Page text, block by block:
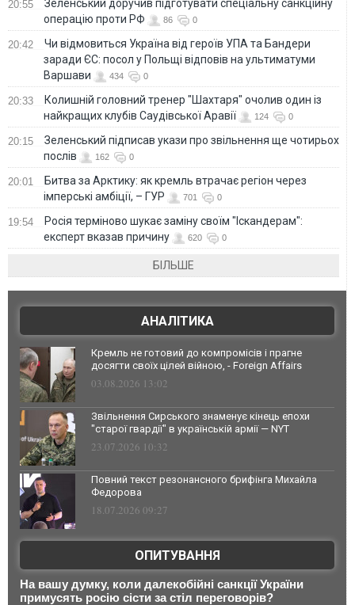
20:55
Зеленський доручив підготувати спеціальну санкційну
операцію проти РФ
86 0
20:42
Чи відмовиться Україна від героїв УПА та Бандери
заради ЄС: посол у Польщі відповів на ультиматуми
Варшави
434 0
20:33
Колишній головний тренер "Шахтаря" очолив один із
найкращих клубів Саудівської Аравії
124 0
20:15
Зеленський підписав укази про звільнення ще чотирьох
послів
162 0
20:01
Битва за Арктику: як кремль втрачає регіон через
імперські амбіції, – ГУР
701 0
19:54
Росія терміново шукає заміну своїм "Іскандерам":
експерт вказав причину
620 0
БІЛЬШЕ
АНАЛІТИКА
Кремль не готовий до компромісів і прагне
досягти своїх цілей війною, - Foreign Affairs
03.08.2026 13:02
Звільнення Сирського знаменує кінець епохи
"старої гвардії" в українській армії — NYT
23.07.2026 10:32
Повний текст резонансного брифінга Михайла
Федорова
18.07.2026 09:27
ОПИТУВАННЯ
На вашу думку, коли далекобійні санкції України
примусять росію сісти за стіл переговорів?